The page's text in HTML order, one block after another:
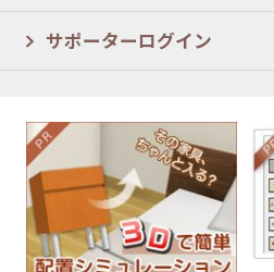
サポーターログイン